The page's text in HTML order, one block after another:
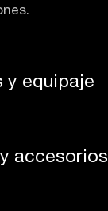
y equipaje
accesorios